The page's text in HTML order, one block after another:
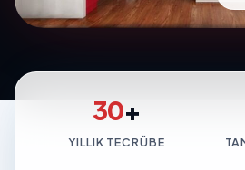
30+
YILLIK TECRÜBE